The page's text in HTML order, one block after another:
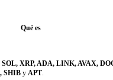
Qué es
XRP, ADA, LINK, AVAX,
SHIB y APT.